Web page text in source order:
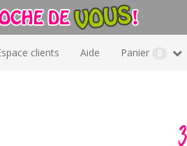
Panier 0
clients Aide